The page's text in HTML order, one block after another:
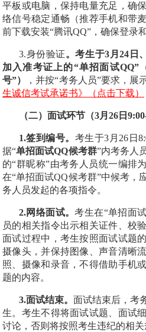
平板或电脑， 保持电量充足，确
络信号稳定通畅（推荐手机和带
前下载安装“腾讯QQ”，确保登录
3.身份验证。考生于3 月24 日
加入准考证上的“单招面试QQ”
号”） ，并按“考务人员”要求，展
生诚信考试承诺书》（点击下载）
（二）面试环节（3月 26 日 9:00
1.签到编号。 考生于3 月 26 日
据“单招面试QQ候考群”内考务人
的“群昵称”由考务人员统一编排
在“单招面试QQ候考群”中候考，
务人员发起的各项指令。
2.网络面试。考生在“单招面试
员的相关指令出示相关证件、校
面试过程中，考生按照面试试题
摄像头，并保持图像、声音清晰
照、摄像和录音，不得借助手机
题的内容。
3.面试结束。 面试结束后，考
生。考生不得将面试试题、面试
讨论，否则将按照考生违纪的相关